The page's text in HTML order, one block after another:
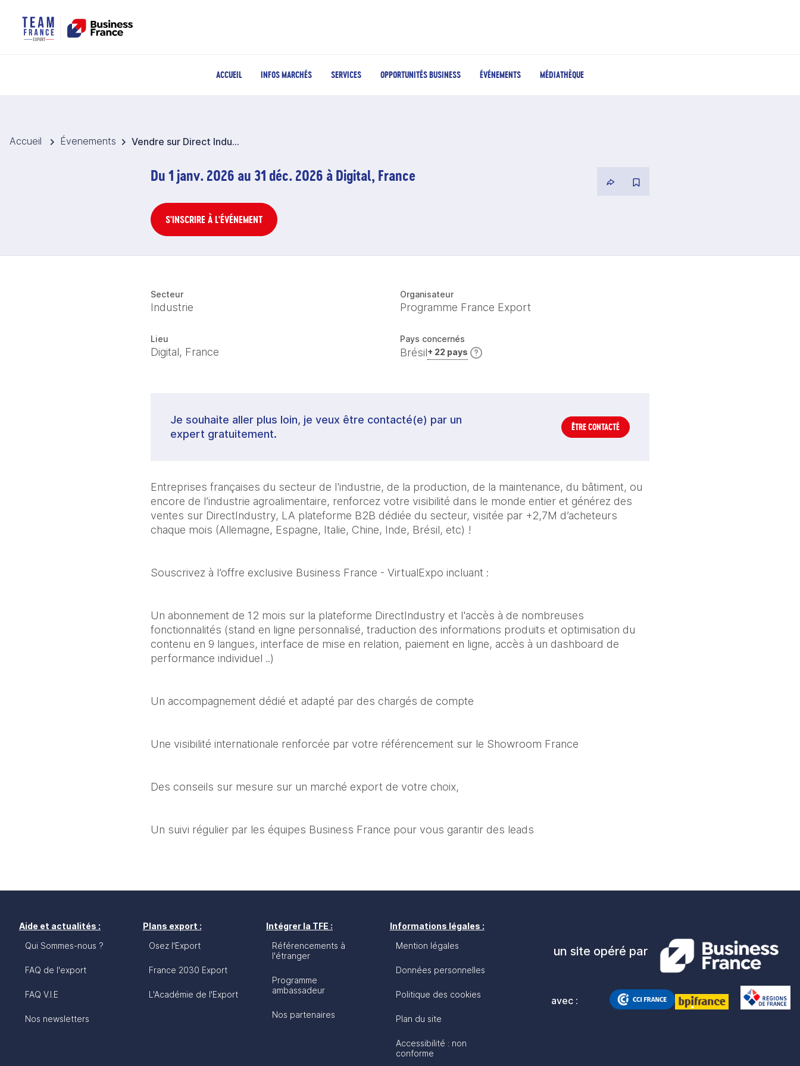
ACCUEIL INFOS MARCHÉS SERVICES OPPORTUNITÉS BUSINESS ÉVÉNEMENTS MÉDIATHÈQUE
Accueil Évenements Vendre sur Direct Industry 2026 - Monde
Du 1 janv. 2026 au 31 déc. 2026 à Digital, France
S'INSCRIRE À L'ÉVÉNEMENT
Secteur
Industrie
Organisateur
Programme France Export
Lieu
Digital, France
Pays concernés
Brésil+ 22 pays
Je souhaite aller plus loin, je veux être contacté(e) par un
expert gratuitement.
ÊTRE CONTACTÉ
Entreprises françaises du secteur de l'industrie, de la production, de la maintenance, du bâtiment, ou
encore de l’industrie agroalimentaire, renforcez votre visibilité dans le monde entier et générez des
ventes sur DirectIndustry, LA plateforme B2B dédiée du secteur, visitée par +2,7M d’acheteurs
chaque mois (Allemagne, Espagne, Italie, Chine, Inde, Brésil, etc) !
Souscrivez à l’offre exclusive Business France - VirtualExpo incluant :
Un abonnement de 12 mois sur la plateforme DirectIndustry et l'accès à de nombreuses
fonctionnalités (stand en ligne personnalisé, traduction des informations produits et optimisation du
contenu en 9 langues, interface de mise en relation, paiement en ligne, accès à un dashboard de
performance individuel ..)
Un accompagnement dédié et adapté par des chargés de compte
Une visibilité internationale renforcée par votre référencement sur le Showroom France
Des conseils sur mesure sur un marché export de votre choix,
Un suivi régulier par les équipes Business France pour vous garantir des leads
Aide et actualités :
Qui Sommes-nous ?
FAQ de l'export
FAQ V.I.E
Nos newsletters
Plans export :
Osez l'Export
France 2030 Export
L'Académie de l'Export
Intégrer la TFE :
Référencements à
l'étranger
Programme
ambassadeur
Nos partenaires
Informations légales :
Mention légales
Données personnelles
Politique des cookies
Plan du site
Accessibilité : non
conforme
un site opéré par
avec :